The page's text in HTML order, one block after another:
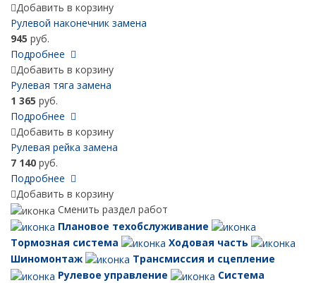
Добавить в корзину
Рулевой наконечник замена
945 руб.
Подробнее
Добавить в корзину
Рулевая тяга замена
1 365 руб.
Подробнее
Добавить в корзину
Рулевая рейка замена
7 140 руб.
Подробнее
Добавить в корзину
Сменить раздел работ
Плановое техобслуживание
Тормозная система
Ходовая часть
Шиномонтаж
Трансмиссия и сцепление
Рулевое управление
Система